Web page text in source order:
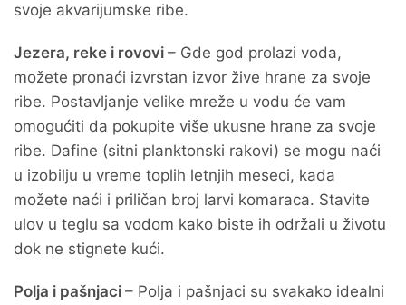
svoje akvarijumske ribe.
Jezera, reke i rovovi – Gde god prolazi voda,
možete pronaći izvrstan izvor žive hrane za svoje
ribe. Postavljanje velike mreže u vodu će vam
omogućiti da pokupite više ukusne hrane za svoje
ribe. Dafine (sitni planktonski rakovi) se mogu naći
u izobilju u vreme toplih letnjih meseci, kada
možete naći i priličan broj larvi komaraca. Stavite
ulov u teglu sa vodom kako biste ih održali u životu
dok ne stignete kući.
Polja i pašnjaci – Polja i pašnjaci su svakako idealni